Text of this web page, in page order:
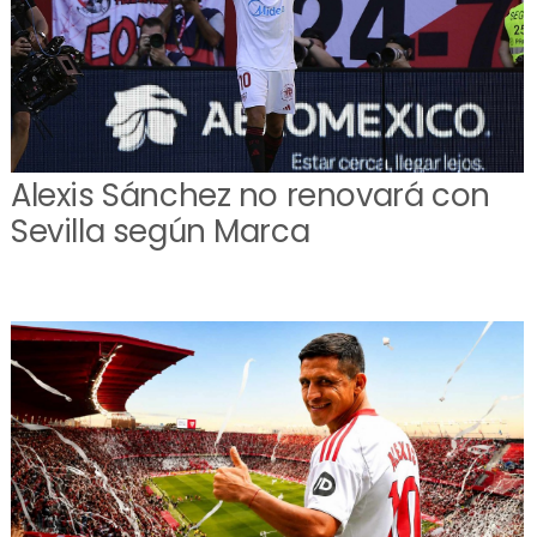
Alexis Sánchez no renovará con
Sevilla según Marca